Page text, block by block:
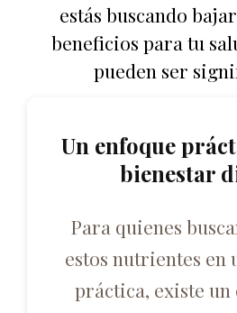
estás buscando
beneficios para tu
pueden ser
Un enfoque
bienestar
Para quienes
estos nutrientes en
práctica, existe un